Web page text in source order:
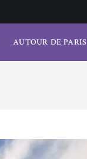
AUTOUR DE PARIS